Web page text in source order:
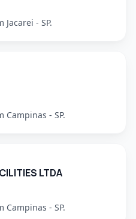
- SP.
Campinas - SP.
LTDA
Campinas - SP.